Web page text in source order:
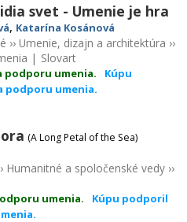
svet - Umenie je hra
, Katarína Kosánová
›› Umenie, dizajn a architektúra ››
| Slovart
podporu umenia.
Kúpu
podporu umenia.
(A Long Petal of the Sea)
Humanitné a spoločenské vedy››
umenia.
Kúpu podporil